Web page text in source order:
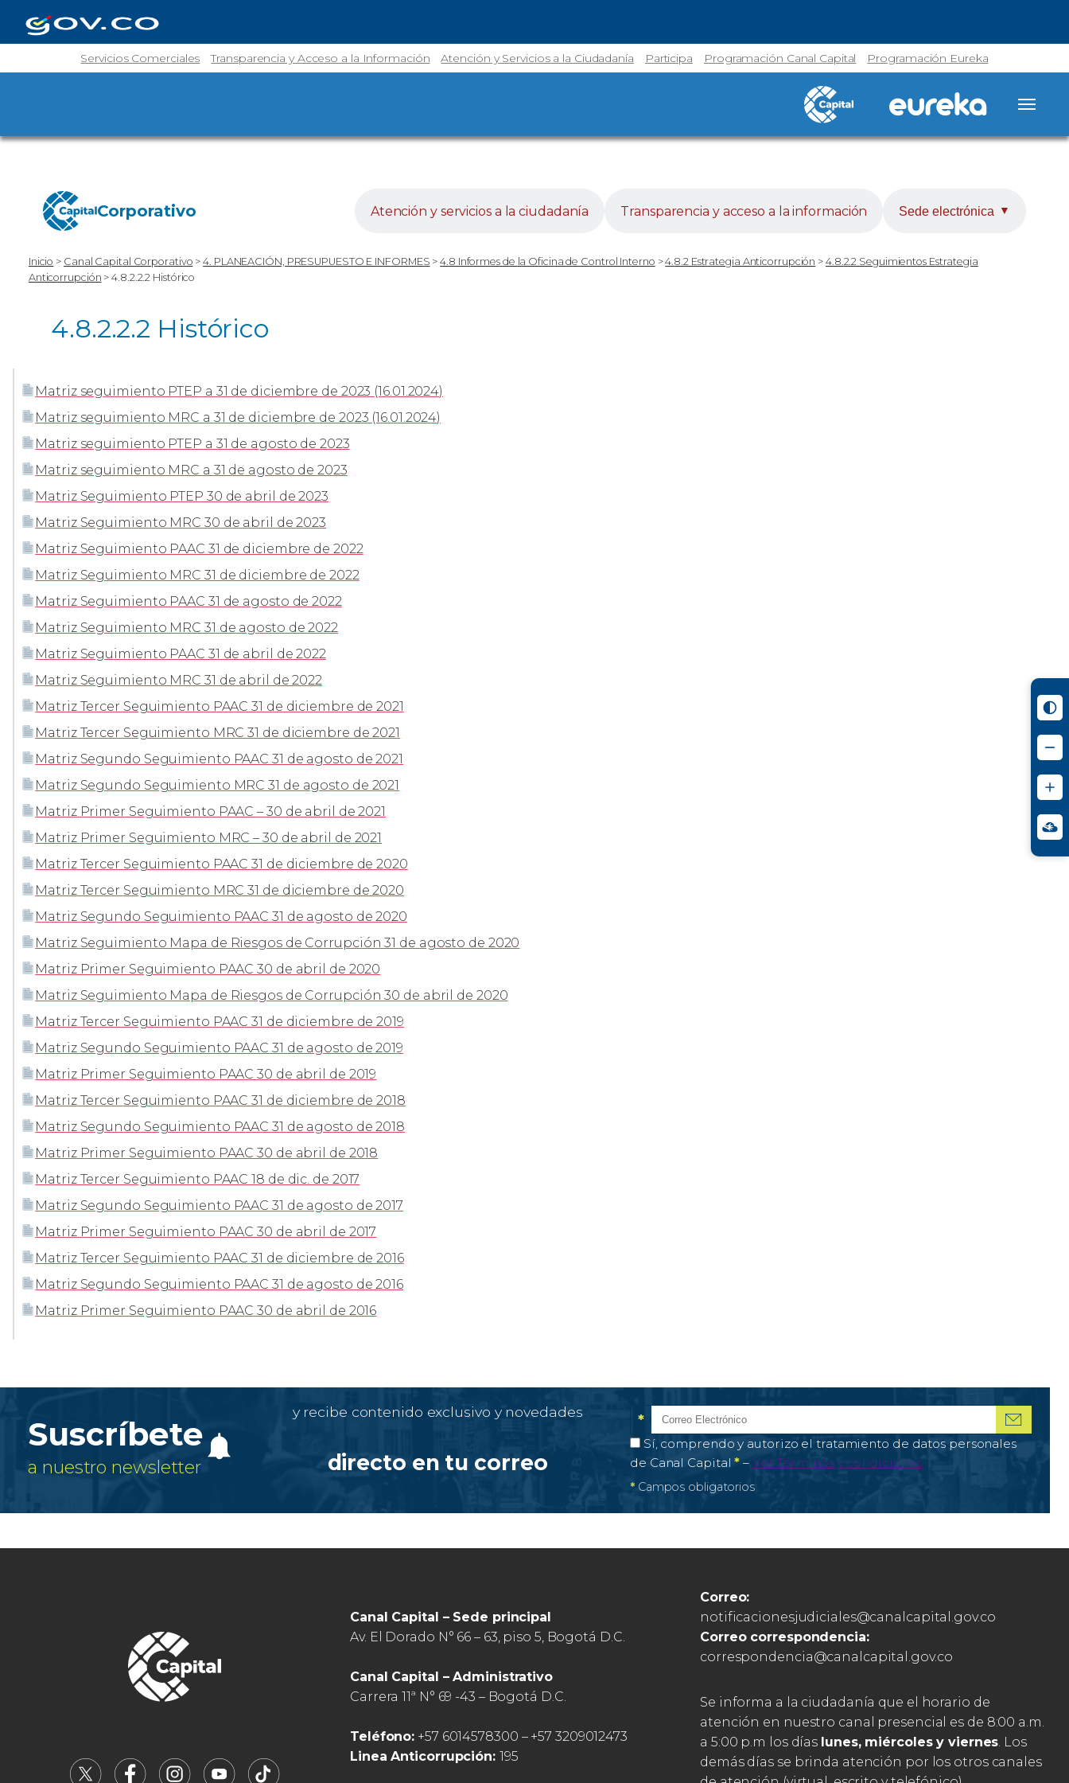
Servicios Comerciales Transparencia y Acceso a la Información Atención y Servicios a la Ciudadanía Participa Programación Canal Capital Programación Eureka
Corporativo Atención y servicios a la ciudadanía Transparencia y acceso a la información Sede electrónica ▼
Inicio > Canal Capital Corporativo >4. PLANEACIÓN, PRESUPUESTO E INFORMES >4.8 Informes de la Oficina de Control Interno >4.8.2 Estrategia Anticorrupción > 4.8.2.2 Seguimientos Estrategia
Anticorrupción >4.8.2.2.2 Histórico
4.8.2.2.2 Histórico
Matriz seguimiento PTEP a 31 de diciembre de 2023 (16.01.2024)
Matriz seguimiento MRC a 31 de diciembre de 2023 (16.01.2024)
Matriz seguimiento PTEP a 31 de agosto de 2023
Matriz seguimiento MRC a 31 de agosto de 2023
Matriz Seguimiento PTEP 30 de abril de 2023
Matriz Seguimiento MRC 30 de abril de 2023
Matriz Seguimiento PAAC 31 de diciembre de 2022
Matriz Seguimiento MRC 31 de diciembre de 2022
Matriz Seguimiento PAAC 31 de agosto de 2022
Matriz Seguimiento MRC 31 de agosto de 2022
Matriz Seguimiento PAAC 31 de abril de 2022
Matriz Seguimiento MRC 31 de abril de 2022
Matriz Tercer Seguimiento PAAC 31 de diciembre de 2021
Matriz Tercer Seguimiento MRC 31 de diciembre de 2021
Matriz Segundo Seguimiento PAAC 31 de agosto de 2021
Matriz Segundo Seguimiento MRC 31 de agosto de 2021
Matriz Primer Seguimiento PAAC – 30 de abril de 2021
Matriz Primer Seguimiento MRC – 30 de abril de 2021
Matriz Tercer Seguimiento PAAC 31 de diciembre de 2020
Matriz Tercer Seguimiento MRC 31 de diciembre de 2020
Matriz Segundo Seguimiento PAAC 31 de agosto de 2020
Matriz Seguimiento Mapa de Riesgos de Corrupción 31 de agosto de 2020
Matriz Primer Seguimiento PAAC 30 de abril de 2020
Matriz Seguimiento Mapa de Riesgos de Corrupción 30 de abril de 2020
Matriz Tercer Seguimiento PAAC 31 de diciembre de 2019
Matriz Segundo Seguimiento PAAC 31 de agosto de 2019
Matriz Primer Seguimiento PAAC 30 de abril de 2019
Matriz Tercer Seguimiento PAAC 31 de diciembre de 2018
Matriz Segundo Seguimiento PAAC 31 de agosto de 2018
Matriz Primer Seguimiento PAAC 30 de abril de 2018
Matriz Tercer Seguimiento PAAC 18 de dic. de 2017
Matriz Segundo Seguimiento PAAC 31 de agosto de 2017
Matriz Primer Seguimiento PAAC 30 de abril de 2017
Matriz Tercer Seguimiento PAAC 31 de diciembre de 2016
Matriz Segundo Seguimiento PAAC 31 de agosto de 2016
Matriz Primer Seguimiento PAAC 30 de abril de 2016
Suscríbete
a nuestro newsletter
y recibe contenido exclusivo y novedades
directo en tu correo
Correo electrónico*
*
Campo obligatorio
Autorización de tratamiento de datos personales
Sí, comprendo y autorizo el tratamiento de datos personales
de Canal Capital* – Campo obligatorio
Ver Términos y condiciones
*Campos obligatorios
Canal Capital – Sede principal
Av. El Dorado N° 66 – 63, piso 5, Bogotá D.C.
Canal Capital – Administrativo
Carrera 11ª N° 69 -43 – Bogotá D.C.
Teléfono: +57 6014578300 – +57 3209012473
Linea Anticorrupción: 195
Correo:
notificacionesjudiciales@canalcapital.gov.co
Correo correspondencia:
correspondencia@canalcapital.gov.co
Se informa a la ciudadanía que el horario de
atención en nuestro canal presencial es de 8:00 a.m.
a 5:00 p.m los días lunes, miércoles y viernes . Los
demás días se brinda atención por los otros canales